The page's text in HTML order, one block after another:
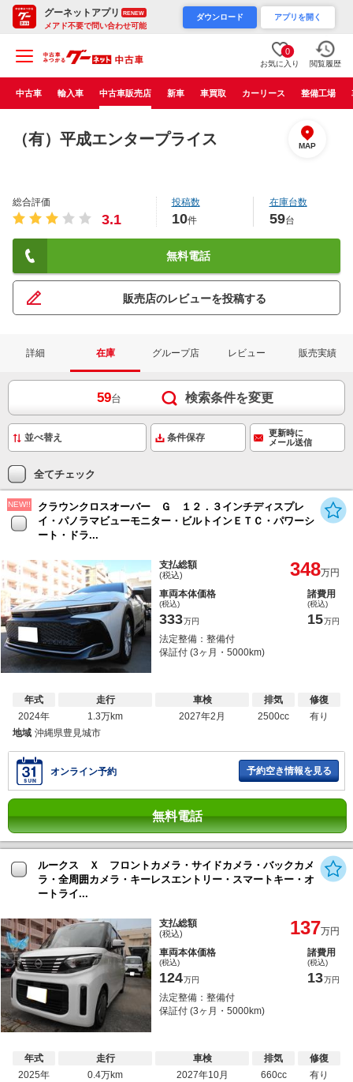
グーネットアプリ RENEW
メアド不要で問い合わせ可能
ダウンロード アプリを開く
0
お気に入り 閲覧履歴
中古車 輸入車 中古車販売店 新車 車買取 カーリース 整備工場
（有）平成エンタープライス MAP
総合評価
3.1
投稿数
10件
在庫台数
59台
無料電話
販売店のレビューを投稿する
詳細 在庫 グループ店 レビュー 販売実績
59台 検索条件を変更
条件保存
更新時に
メール送信
全てチェック
NEW!!
クラウンクロスオーバー Ｇ １２．３インチディスプレ
イ・パノラマビューモニター・ビルトインＥＴＣ・パワーシ
ート・ドラ...
支払総額
(税込) 348万円
車両本体価格
(税込)
333万円
諸費用
(税込)
15万円
法定整備：整備付
保証付 (3ヶ月・5000km)
年式
2024年
走行
1.3万km
車検
2027年2月
排気
2500cc
修復
有り
地域 沖縄県豊見城市
オンライン予約 予約空き情報を見る
無料電話
ルークス Ｘ フロントカメラ・サイドカメラ・バックカメ
ラ・全周囲カメラ・キーレスエントリー・スマートキー・オ
ートライ...
支払総額
(税込) 137万円
車両本体価格
(税込)
124万円
諸費用
(税込)
13万円
法定整備：整備付
保証付 (3ヶ月・5000km)
年式
2025年
走行
0.4万km
車検
2027年10月
排気
660cc
修復
有り